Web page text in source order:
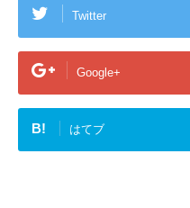
Twitter
Google+
B! はてブ